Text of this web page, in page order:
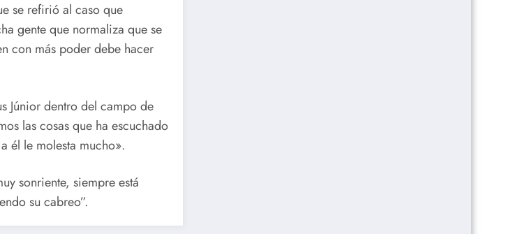
se refirió al caso que
gente que normaliza que se
con más poder debe hacer
Júnior dentro del campo de
las cosas que ha escuchado
él le molesta mucho».
sonriente, siempre está
su cabreo”.